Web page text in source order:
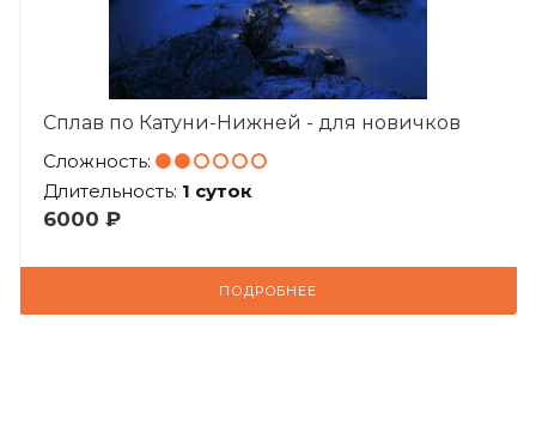
Сплав по Катуни-Нижней - для новичков
Сложность:
Длительность: 1 суток
6000 ₽
ПОДРОБНЕЕ